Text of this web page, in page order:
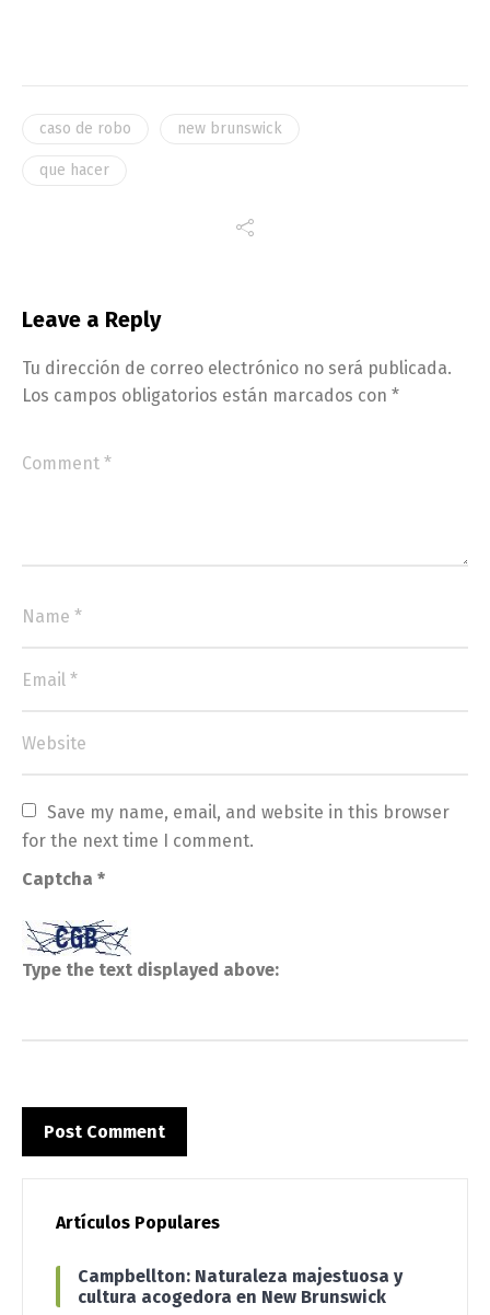
caso de robo new brunswick
que hacer
Leave a Reply
Tu dirección de correo electrónico no será publicada.
Los campos obligatorios están marcados con *
Save my name, email, and website in this browser
for the next time I comment.
Captcha *
Type the text displayed above:
Artículos Populares
Campbellton: Naturaleza majestuosa y
cultura acogedora en New Brunswick